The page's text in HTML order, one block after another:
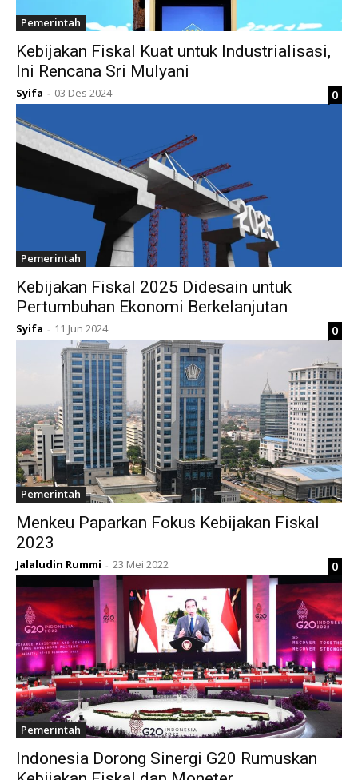
Pemerintah
Kebijakan Fiskal Kuat untuk Industrialisasi,
Ini Rencana Sri Mulyani
Syifa - 03 Des 2024 0
Pemerintah
Kebijakan Fiskal 2025 Didesain untuk
Pertumbuhan Ekonomi Berkelanjutan
Syifa - 11 Jun 2024 0
Pemerintah
Menkeu Paparkan Fokus Kebijakan Fiskal
2023
Jalaludin Rummi - 23 Mei 2022 0
Pemerintah
Indonesia Dorong Sinergi G20 Rumuskan